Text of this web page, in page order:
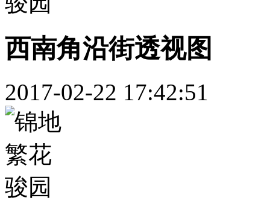
西南角沿街透视图
2017-02-22 17:42:51